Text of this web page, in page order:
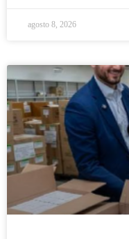
agosto 8, 2026